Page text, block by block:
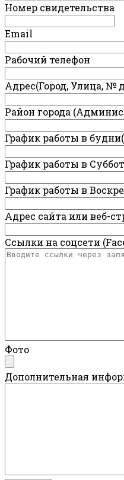
Номер свидетельства
Email
Рабочий телефон
Адрес(Город, Улица, №
Район города
График работы в
График работы в
График работы в
Адрес сайта или веб-
Ссылки на соцсети
Фото
Дополнительная